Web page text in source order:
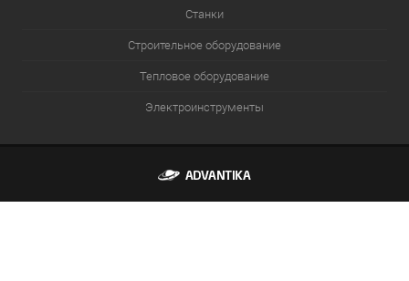
Станки
Строительное оборудование
Тепловое оборудование
Электроинструменты